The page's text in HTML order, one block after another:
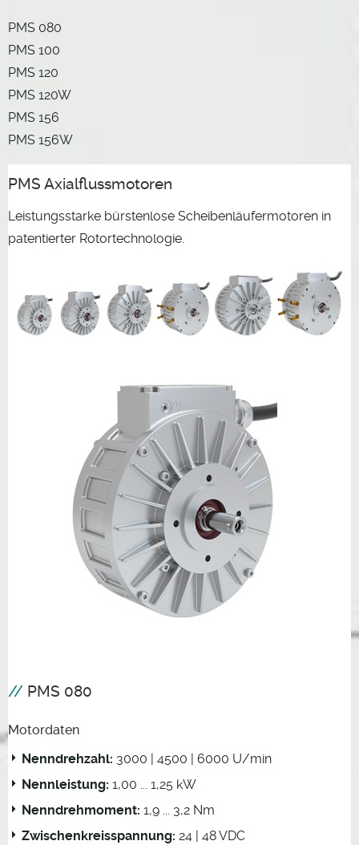
PMS 080
PMS 100
PMS 120
PMS 120W
PMS 156
PMS 156W
PMS Axialflussmotoren
Leistungsstarke bürstenlose Scheibenläufermotoren in
patentierter Rotortechnologie.
PMS 080
Motordaten
Nenndrehzahl: 3000 | 4500 | 6000 U/min
Nennleistung: 1,00 ... 1,25 kW
Nenndrehmoment: 1,9 ... 3,2 Nm
Zwischenkreisspannung: 24 | 48 VDC